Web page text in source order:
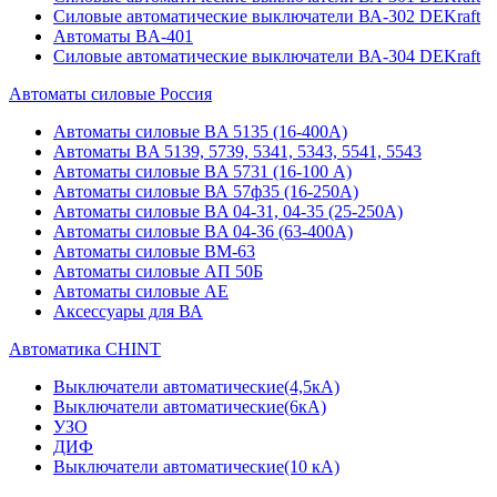
Силовые автоматические выключатели ВА-302 DEKraft
Автоматы BA-401
Силовые автоматические выключатели ВА-304 DEKraft
Автоматы силовые Россия
Автоматы силовые BA 5135 (16-400А)
Автоматы BA 5139, 5739, 5341, 5343, 5541, 5543
Автоматы силовые BA 5731 (16-100 А)
Автоматы силовые ВА 57ф35 (16-250А)
Автоматы силовые BA 04-31, 04-35 (25-250А)
Автоматы силовые BA 04-36 (63-400А)
Автоматы силовые ВМ-63
Автоматы силовые АП 50Б
Автоматы силовые АЕ
Аксессуары для ВА
Автоматика CHINT
Выключатели автоматические(4,5кА)
Выключатели автоматические(6кА)
УЗО
ДИФ
Выключатели автоматические(10 кА)